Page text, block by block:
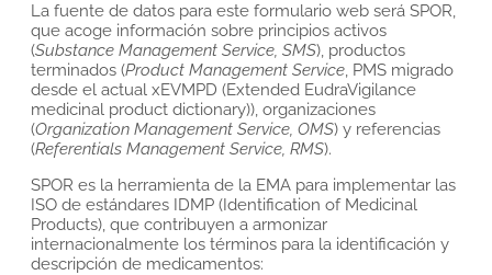
La fuente de datos para este formulario web será SPOR,
que acoge información sobre principios activos
(Substance Management Service, SMS), productos
terminados (Product Management Service, PMS migrado
desde el actual xEVMPD (Extended EudraVigilance
medicinal product dictionary)), organizaciones
(Organization Management Service, OMS) y referencias
(Referentials Management Service, RMS).
SPOR es la herramienta de la EMA para implementar las
ISO de estándares IDMP (Identification of Medicinal
Products), que contribuyen a armonizar
internacionalmente los términos para la identificación y
descripción de medicamentos: